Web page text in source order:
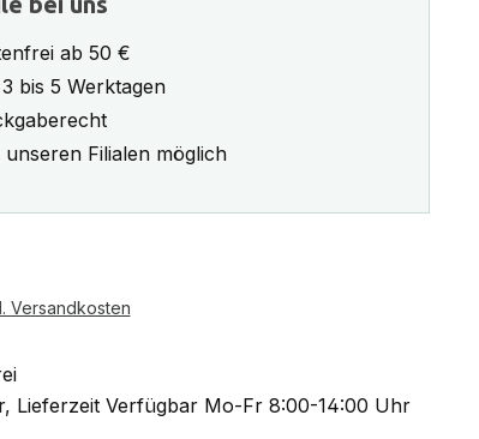
ab 50 €
bis 5 Werktagen
Filialen möglich
Versandkosten
Lieferzeit Verfügbar Mo-Fr 8:00-14:00 Uhr